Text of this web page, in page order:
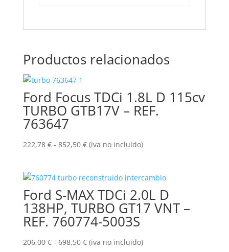
Productos relacionados
Ford Focus TDCi 1.8L D 115cv
TURBO GTB17V – REF.
763647
222,78 € - 852,50 €Rango
desde
222,78 €
hasta
852,50 €
(iva no incluido)
Ford S-MAX TDCi 2.0L D
138HP, TURBO GT17 VNT –
REF. 760774-5003S
206,00 € - 698,50 €Rango
(iva no incluido)